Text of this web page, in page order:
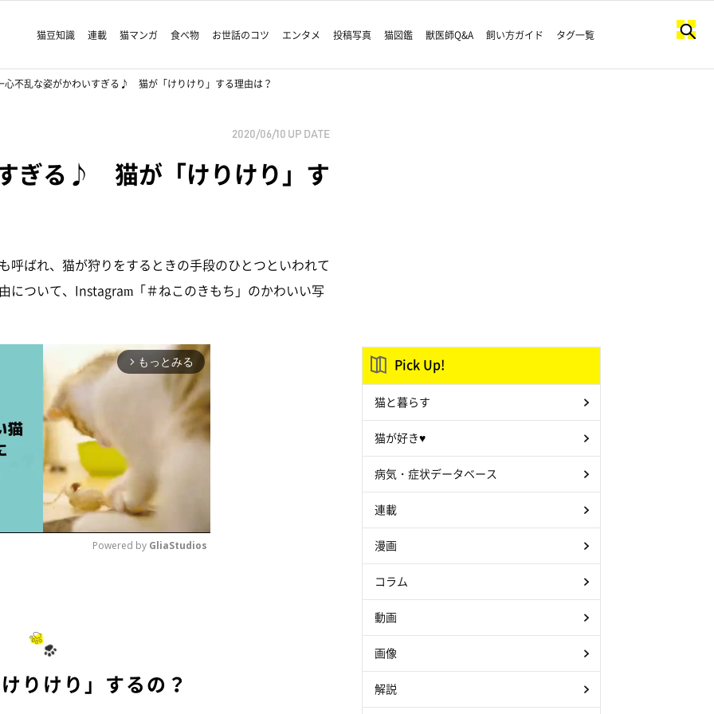
猫豆知識 連載 猫マンガ 食べ物 お世話のコツ エンタメ 投稿写真 猫図鑑 獣医師Q&A 飼い方ガイド タグ一覧
心不乱な姿がかわいすぎる♪ 猫が「けりけり」する理由は？
2020/06/10 UP DATE
ぎる♪ 猫が「けりけり」す
呼ばれ、猫が狩りをするときの手段のひとつといわれて
について、Instagram「＃ねこのきもち」のかわいい写
arrow_forward_ios もっとみる
Powered by GliaStudios
りけり」するの？
Pick Up!
猫と暮らす
猫が好き♥
病気・症状データベース
連載
漫画
コラム
動画
画像
解説